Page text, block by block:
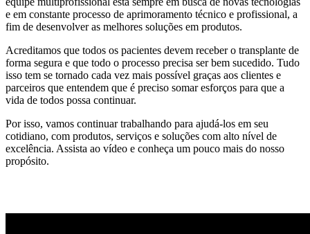
e em constante processo de aprimoramento técnico e profissional, a
fim de desenvolver as melhores soluções em produtos.
Acreditamos que todos os pacientes devem receber o transplante de
forma segura e que todo o processo precisa ser bem sucedido. Tudo
isso tem se tornado cada vez mais possível graças aos clientes e
parceiros que entendem que é preciso somar esforços para que a
vida de todos possa continuar.
Por isso, vamos continuar trabalhando para ajudá-los em seu
cotidiano, com produtos, serviços e soluções com alto nível de
excelência. Assista ao vídeo e conheça um pouco mais do nosso
propósito.